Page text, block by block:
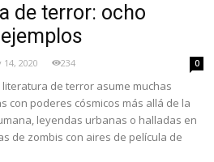
de terror: ocho
14, 2020 234 0
literatura de terror asume muchas
con poderes cósmicos más allá de la
leyendas urbanas o halladas en
de zombis con aires de película de